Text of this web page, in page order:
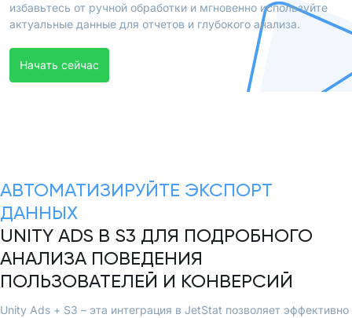
избавьтесь от ручной обработки и мгновенно используйте
актуальные данные для отчетов и глубокого анализа.
Начать сейчас
АВТОМАТИЗИРУЙТЕ ЭКСПОРТ
ДАННЫХ
UNITY ADS В S3 ДЛЯ ПОДРОБНОГО
АНАЛИЗА ПОВЕДЕНИЯ
ПОЛЬЗОВАТЕЛЕЙ И КОНВЕРСИЙ
Unity Ads + S3 – эта интеграция в JetStat позволяет эффективно